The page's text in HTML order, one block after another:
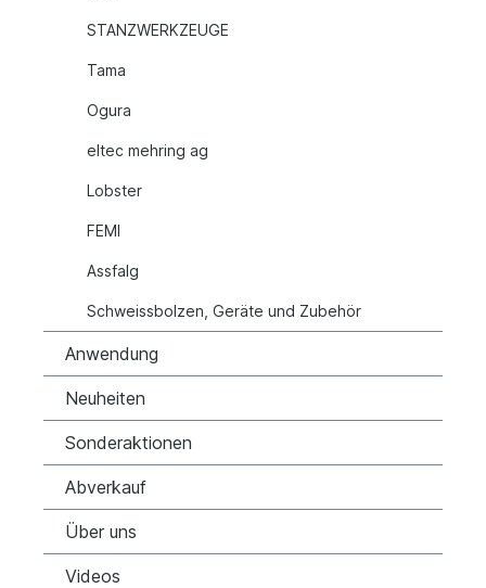
STANZWERKZEUGE
Tama
Ogura
eltec mehring ag
Lobster
FEMI
Assfalg
Schweissbolzen, Geräte und Zubehör
Anwendung
Neuheiten
Sonderaktionen
Abverkauf
Über uns
Videos